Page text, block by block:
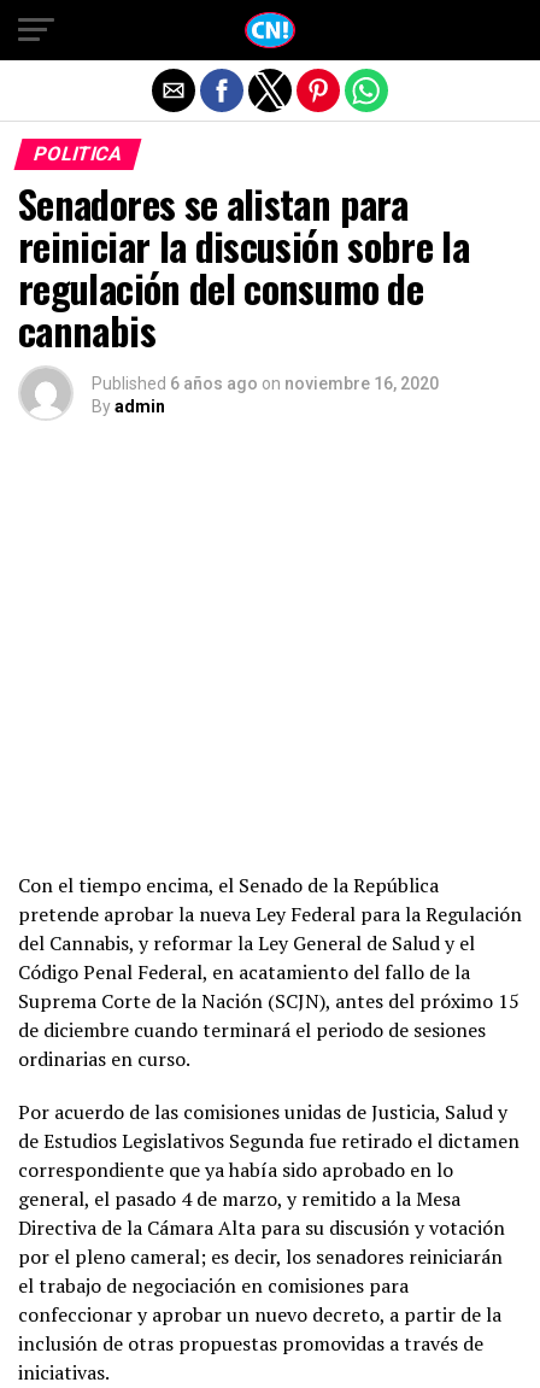
POLITICA
Senadores se alistan para
reiniciar la discusión sobre la
regulación del consumo de
cannabis
Published 6 años ago on noviembre 16, 2020
Byadmin
Con el tiempo encima, el Senado de la República
pretende aprobar la nueva Ley Federal para la Regulación
del Cannabis, y reformar la Ley General de Salud y el
Código Penal Federal, en acatamiento del fallo de la
Suprema Corte de la Nación (SCJN), antes del próximo 15
de diciembre cuando terminará el periodo de sesiones
ordinarias en curso.
Por acuerdo de las comisiones unidas de Justicia, Salud y
de Estudios Legislativos Segunda fue retirado el dictamen
correspondiente que ya había sido aprobado en lo
general, el pasado 4 de marzo, y remitido a la Mesa
Directiva de la Cámara Alta para su discusión y votación
por el pleno cameral; es decir, los senadores reiniciarán
el trabajo de negociación en comisiones para
confeccionar y aprobar un nuevo decreto, a partir de la
inclusión de otras propuestas promovidas a través de
iniciativas.
Salir de la versión móvil